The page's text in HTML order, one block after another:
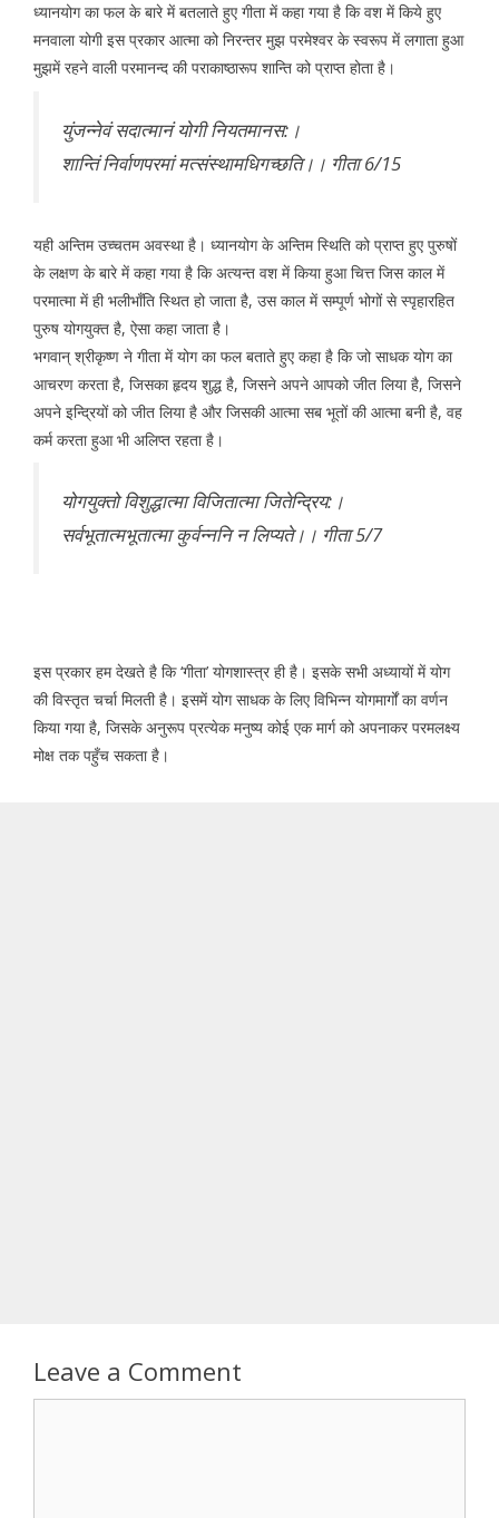
ध्यानयोग का फल के बारे में बतलाते हुए गीता में कहा गया है कि वश में किये हुए
मनवाला योगी इस प्रकार आत्मा को निरन्तर मुझ परमेश्वर के स्वरूप में लगाता हुआ
मुझमें रहने वाली परमानन्द की पराकाष्ठारूप शान्ति को प्राप्त होता है।
युंजन्नेवं सदात्मानं योगी नियतमानस:।
शान्तिं निर्वाणपरमां मत्संस्थामधिगच्छति।। गीता 6/15
यही अन्तिम उच्चतम अवस्था है। ध्यानयोग के अन्तिम स्थिति को प्राप्त हुए पुरुषों
के लक्षण के बारे में कहा गया है कि अत्यन्त वश में किया हुआ चित्त जिस काल में
परमात्मा में ही भलीभाँति स्थित हो जाता है, उस काल में सम्पूर्ण भोगों से स्पृहारहित
पुरुष योगयुक्त है, ऐसा कहा जाता है।
भगवान् श्रीकृष्ण ने गीता में योग का फल बताते हुए कहा है कि जो साधक योग का
आचरण करता है, जिसका हृदय शुद्ध है, जिसने अपने आपको जीत लिया है, जिसने
अपने इन्द्रियों को जीत लिया है और जिसकी आत्मा सब भूतों की आत्मा बनी है, वह
कर्म करता हुआ भी अलिप्त रहता है।
योगयुक्तो विशुद्धात्मा विजितात्मा जितेन्द्रिय:।
सर्वभूतात्मभूतात्मा कुर्वन्ननि न लिप्यते।। गीता 5/7
इस प्रकार हम देखते है कि ‘गीता’ योगशास्त्र ही है। इसके सभी अध्यायों में योग
की विस्तृत चर्चा मिलती है। इसमें योग साधक के लिए विभिन्न योगमार्गों का वर्णन
किया गया है, जिसके अनुरूप प्रत्येक मनुष्य कोई एक मार्ग को अपनाकर परमलक्ष्य
मोक्ष तक पहुँच सकता है।
Leave a Comment